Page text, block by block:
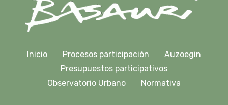
Inicio Procesos participación
Auzoegin
Presupuestos participativos
Observatorio Urbano
Normativa